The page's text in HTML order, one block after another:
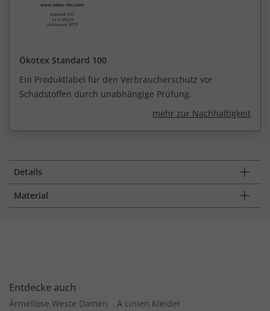
Ökotex Standard 100
Ein Produktlabel für den Verbraucherschutz vor
Schadstoffen durch unabhängige Prüfung.
mehr zur Nachhaltigkeit
Details
Material
Entdecke auch
Ärmellose Weste Damen
A Linien Kleider